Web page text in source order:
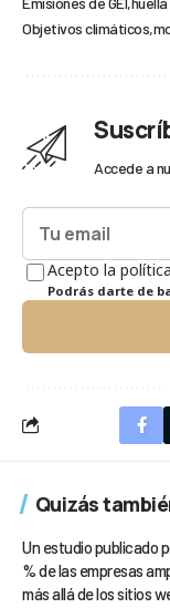
Objetivos climáticos
Accede a
Acepto la
Podrás darte de
Quizás
Un estudio publicado
% de las empresas
más allá de los sitios